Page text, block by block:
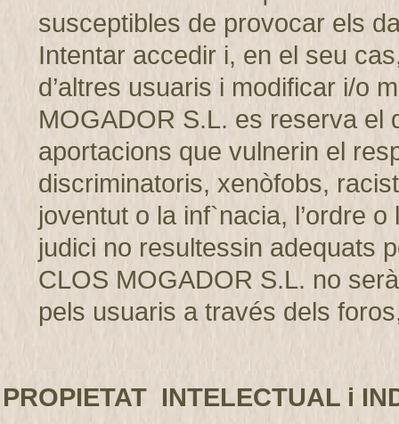
susceptibles de provocar els
Intentar accedir i, en el seu
d’altres usuaris i modificar i/o
MOGADOR S.L. es reserva el
aportacions que vulnerin el
discriminatoris, xenòfobs,
joventut o la inf`nacia, l’ordre
judici no resultessin adequats
CLOS MOGADOR S.L. no
pels usuaris a través dels
PROPIETAT INTELECTUAL i